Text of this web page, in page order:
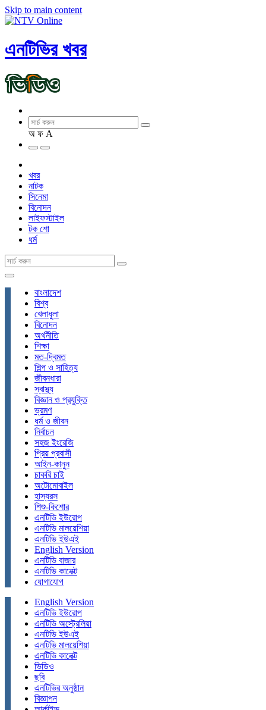
Skip to main content
এনটিভির খবর
অ ফ A
খবর
নাটক
সিনেমা
বিনোদন
লাইফস্টাইল
টক শো
ধর্ম
বাংলাদেশ
বিশ্ব
খেলাধুলা
বিনোদন
অর্থনীতি
শিক্ষা
মত-দ্বিমত
শিল্প ও সাহিত্য
জীবনধারা
স্বাস্থ্য
বিজ্ঞান ও প্রযুক্তি
ভ্রমণ
ধর্ম ও জীবন
নির্বাচন
সহজ ইংরেজি
প্রিয় প্রবাসী
আইন-কানুন
চাকরি চাই
অটোমোবাইল
হাস্যরস
শিশু-কিশোর
এনটিভি ইউরোপ
এনটিভি মালয়েশিয়া
এনটিভি ইউএই
English Version
এনটিভি বাজার
এনটিভি কানেক্ট
যোগাযোগ
English Version
এনটিভি ইউরোপ
এনটিভি অস্ট্রেলিয়া
এনটিভি ইউএই
এনটিভি মালয়েশিয়া
এনটিভি কানেক্ট
ভিডিও
ছবি
এনটিভির অনুষ্ঠান
বিজ্ঞাপন